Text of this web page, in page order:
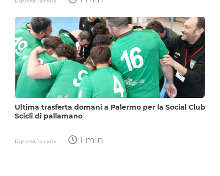
Ultima trasferta domani a Palermo per la Social Club
Scicli di pallamano
Digitrend,1 anno fa 1 min